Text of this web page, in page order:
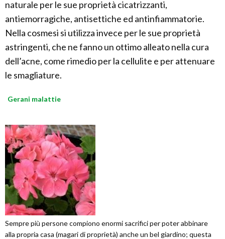
naturale per le sue proprietà cicatrizzanti,
antiemorragiche, antisettiche ed antinfiammatorie.
Nella cosmesi si utilizza invece per le sue proprietà
astringenti, che ne fanno un ottimo alleato nella cura
dell’acne, come rimedio per la cellulite e per attenuare
le smagliature.
Gerani malattie
Sempre più persone compiono enormi sacrifici per poter abbinare
alla propria casa (magari di proprietà) anche un bel giardino; questa